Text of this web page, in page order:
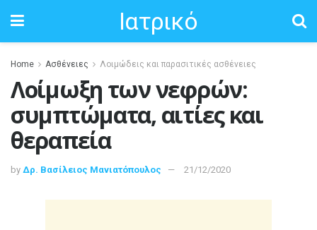
Ιατρικό
Home Ασθένειες Λοιμώδεις και παρασιτικές ασθένειες
Λοίμωξη των νεφρών:
συμπτώματα, αιτίες και
θεραπεία
by Δρ. Βασίλειος Μανιατόπουλος 21/12/2020